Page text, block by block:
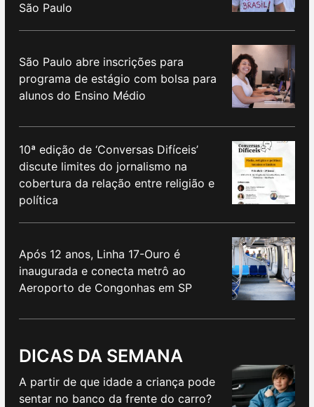
São Paulo
São Paulo abre inscrições para
programa de estágio com bolsa para
alunos do Ensino Médio
10ª edição de ‘Conversas Difíceis’
discute limites do jornalismo na
cobertura da relação entre religião e
política
Após 12 anos, Linha 17-Ouro é
inaugurada e conecta metrô ao
Aeroporto de Congonhas em SP
DICAS DA SEMANA
A partir de que idade a criança pode
sentar no banco da frente do carro?